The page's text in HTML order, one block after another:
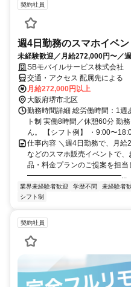
契約社員
週4日勤務のスマホイベ
未経験歓迎／月給272,000円〜／
SBモバイルサービス株式会社
交通・アクセス 配属先による
月給272,000円以上
大阪府堺市北区
勤務時間詳細 総労働時間：1
ト制 実働8時間／休憩60分 勤
ん。 【シフト例】 ・9:00〜
仕事内容 ＼週4日勤務で、月
などのスマホ販売イベントで
品・料金プランのご提案を担当
━━━━━━━━━━━━━...
業界未経験者歓迎 学歴不問 未経験者
シフト制
契約社員